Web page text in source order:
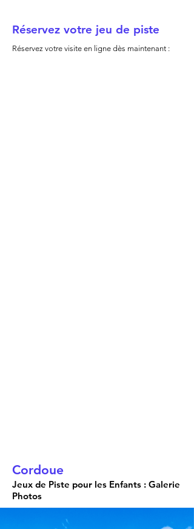
Réservez votre jeu de piste
Réservez votre visite en ligne dès maintenant :
Cordoue
Jeux de Piste pour les Enfants : Galerie
Photos